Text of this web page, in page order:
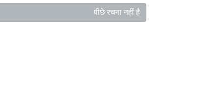
पीछे रचना नहीं है